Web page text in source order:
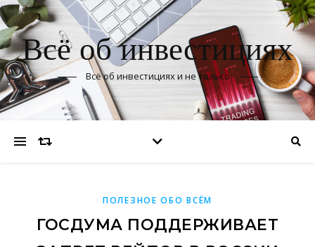
Всё об инвестициях
Всё об инвестициях и не только
ПОЛЕЗНОЕ ОБО ВСЁМ
ГОСДУМА ПОДДЕРЖИВАЕТ